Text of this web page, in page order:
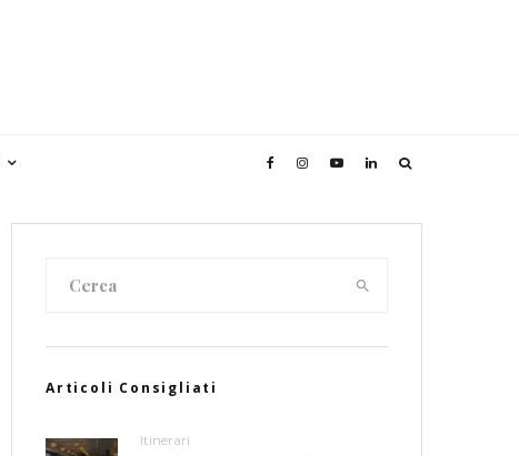
Articoli Consigliati
Itinerari